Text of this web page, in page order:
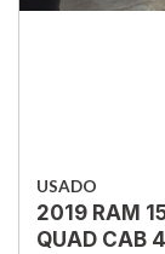
USADO
2019 RAM
QUAD CAB